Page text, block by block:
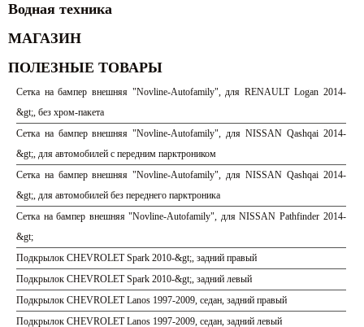
Водная техника
МАГАЗИН
ПОЛЕЗНЫЕ ТОВАРЫ
Сетка на бампер внешняя "Novline-Autofamily", для RENAULT Logan 2014-
&gt;, без хром-пакета
Сетка на бампер внешняя "Novline-Autofamily", для NISSAN Qashqai 2014-
&gt;, для автомобилей с передним парктроником
Сетка на бампер внешняя "Novline-Autofamily", для NISSAN Qashqai 2014-
&gt;, для автомобилей без переднего парктроника
Сетка на бампер внешняя "Novline-Autofamily", для NISSAN Pathfinder 2014-
&gt;
Подкрылок CHEVROLET Spark 2010-&gt;, задний правый
Подкрылок CHEVROLET Spark 2010-&gt;, задний левый
Подкрылок CHEVROLET Lanos 1997-2009, седан, задний правый
Подкрылок CHEVROLET Lanos 1997-2009, седан, задний левый